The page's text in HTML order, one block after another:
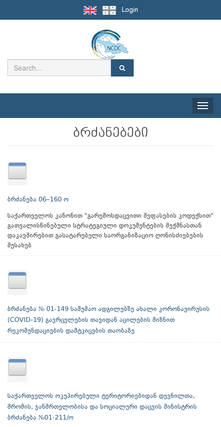
Login
Toggle
ბრძანებები
ბრძანება 06–160 ო
საქართველოს კანონით "გარემოსდაცვითი შეფასების კოდექსით"
გათვალისწინებული სტრატეგიული დოკუმენტების შექმნასთან
დაკავშირებით გასატარებელი საორგანიზაციო ღონისძიებების
შესახებ
ბრძანება № 01-149 სამუშაო ადგილებზე ახალი კორონავირუსის
(COVID-19) გავრცელების თავიდან აცილების მიზნით
რეკომენდაციების დამტკიცების თაობაზე
საქართველოს ოკუპირებული ტერიტორიებიდან დევნილთა,
შრომის, ჯანმრთელობისა და სოციალური დაცვის მინისტრის
ბრძანება №01-211/ო